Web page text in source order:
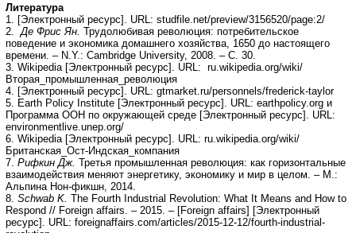
Литература
1. [Электронный ресурс]. URL: studfile.net/preview/3156520/page:2/
2. Де Фрис Ян. Трудолюбивая революция: потребительское
поведение и экономика домашнего хозяйства, 1650 до настоящего
времени. – N.Y.: Cambridge University, 2008. – С. 30.
3. Wikipedia [Электронный ресурс]. URL: ru.wikipedia.org/wiki/
Вторая_промышленная_революция
4. [Электронный ресурс]. URL: gtmarket.ru/personnels/frederick-taylor
5. Earth Policy Institute [Электронный ресурс]. URL: earthpolicy.org и
Программа ООН по окружающей среде [Электронный ресурс]. URL:
environmentlive.unep.org/
6. Wikipedia [Электронный ресурс]. URL: ru.wikipedia.org/wiki/
Британская_Ост-Индская_компания
7. Рифкин Дж. Третья промышленная революция: как горизонтальные
взаимодействия меняют энергетику, экономику и мир в целом. – М.:
Альпина Нон-фикшн, 2014.
8. Schwab K. The Fourth Industrial Revolution: What It Means and How to
Respond // Foreign affairs. – 2015. – [Foreign affairs] [Электронный
ресурс]. URL: foreignaffairs.com/articles/2015-12-12/fourth-industrial-